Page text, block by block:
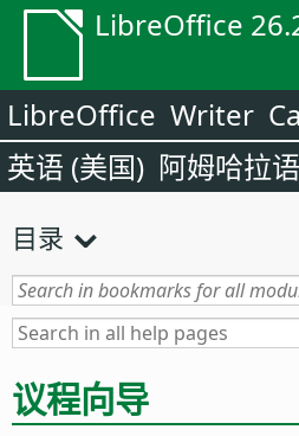
LibreOffice
LibreOffice Writer
英语 (美国) 阿姆哈拉语
目录
议程向导